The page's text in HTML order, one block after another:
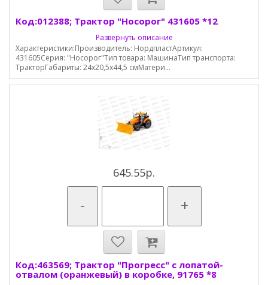
Код:012388; Трактор "Носорог" 431605 *12
Развернуть описание
Характеристики:Производитель: НордпластАртикул:
431605Серия: "Носорог"Тип товара: МашинаТип транспорта:
ТракторГабариты: 24х20,5х44,5 смМатери...
645.55р.
- +
Код:463569; Трактор "Прогресс" с лопатой-
отвалом (оранжевый) в коробке, 91765 *8